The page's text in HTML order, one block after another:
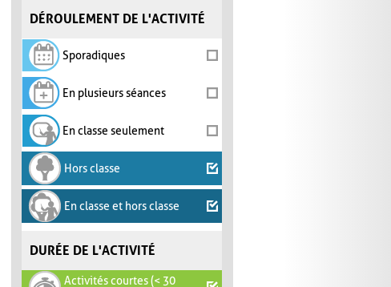
DÉROULEMENT DE L'ACTIVITÉ
Sporadiques
En plusieurs séances
En classe seulement
Hors classe
En classe et hors classe
DURÉE DE L'ACTIVITÉ
Activités courtes (< 30